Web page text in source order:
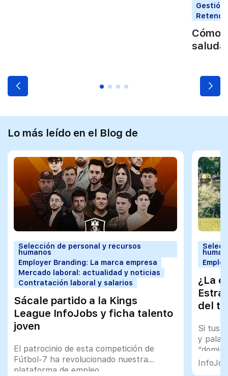
Gestión
Cómo
Lo más leído en el Blog de
Selección de personal y recursos
humanos
Employer Branding: La marca empresa
Mercado laboral: actualidad y noticias
Contratación laboral y salarios
Sácale partido a la Kings
League InfoJobs y ficha talento
joven
El patrocinio de esta competición de
Fútbol-7 ha revolucionado nuestra
plataforma de empleo
¿La
del
Si tus
y
vida,